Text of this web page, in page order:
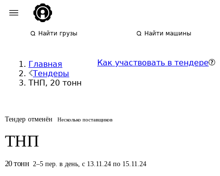
Найти грузы Найти машины
Главная
Тендеры
ТНП, 20 тонн
Как участвовать в тендере
Тендер отменён Несколько поставщиков
ТНП
20 тонн 2–5 пер. в день,с 13.11.24 по 15.11.24